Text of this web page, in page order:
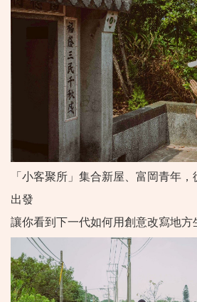
「小客聚所」集合新屋、富岡青年
出發
讓你看到下一代如何用創意改寫地方